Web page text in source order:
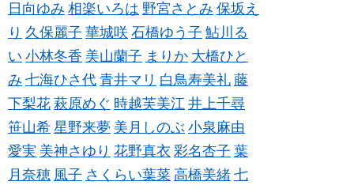
日向ゆみ 相楽いろは 野宮さとみ 保坂え
り 久保麗子 華城咲 石橋ゆう子 鮎川る
い 小林冬香 美山蘭子 まりか 大橋ひと
み 七海ひさ代 青井マリ 白鳥寿美礼 藤
下梨花 萩原めぐ 時越芙美江 井上千尋
笹山希 星野来夢 美月しのぶ 小泉麻由
愛実 美神さゆり 花野真衣 彩名杏子 葉
月奈穂 風子 さくらい葉菜 高橋美緒 七